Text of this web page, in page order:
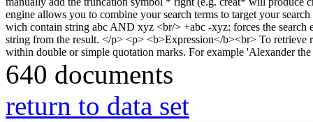
640 documents
return to data set